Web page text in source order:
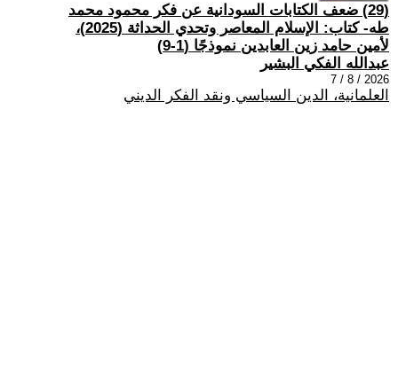
(29) ضعف الكتابات السودانية عن فكر محمود محمد
طه- كتاب: الإسلام المعاصر وتحدي الحداثة (2025)،
لأمين حامد زين العابدين نموذجًا (1-9)
عبدالله الفكي البشير
2026 / 8 / 7
العلمانية، الدين السياسي ونقد الفكر الديني